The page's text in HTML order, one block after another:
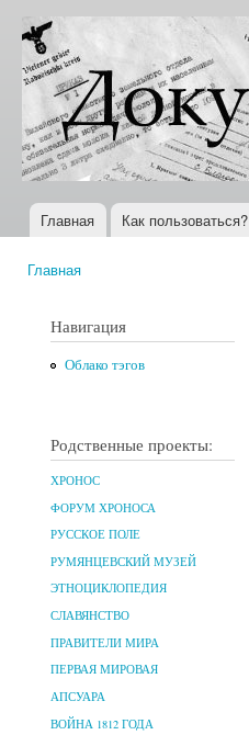
Документы
XX века
Всемирная
история в
Интернете
Главное меню
Главная Как пользоваться?
Главная
Навигация
Облако тэгов
Родственные проекты:
ХРОНОС
ФОРУМ ХРОНОСА
РУССКОЕ ПОЛЕ
РУМЯНЦЕВСКИЙ МУЗЕЙ
ЭТНОЦИКЛОПЕДИЯ
СЛАВЯНСТВО
ПРАВИТЕЛИ МИРА
ПЕРВАЯ МИРОВАЯ
АПСУАРА
ВОЙНА 1812 ГОДА